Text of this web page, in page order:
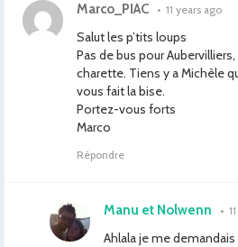
Marco_PIAC • 11 years ago
Salut les p’tits loups
Pas de bus pour
charette. Tiens y a Michèle
vous fait la bise.
Portez-vous forts
Marco
Répondre
Manu et Nolwenn •
Ahlala je me demandais